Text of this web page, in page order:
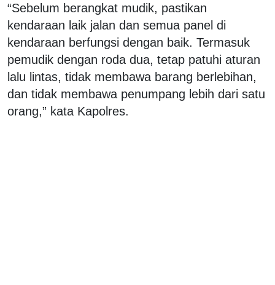
“Sebelum berangkat mudik, pastikan
kendaraan laik jalan dan semua panel di
kendaraan berfungsi dengan baik. Termasuk
pemudik dengan roda dua, tetap patuhi aturan
lalu lintas, tidak membawa barang berlebihan,
dan tidak membawa penumpang lebih dari satu
orang,” kata Kapolres.